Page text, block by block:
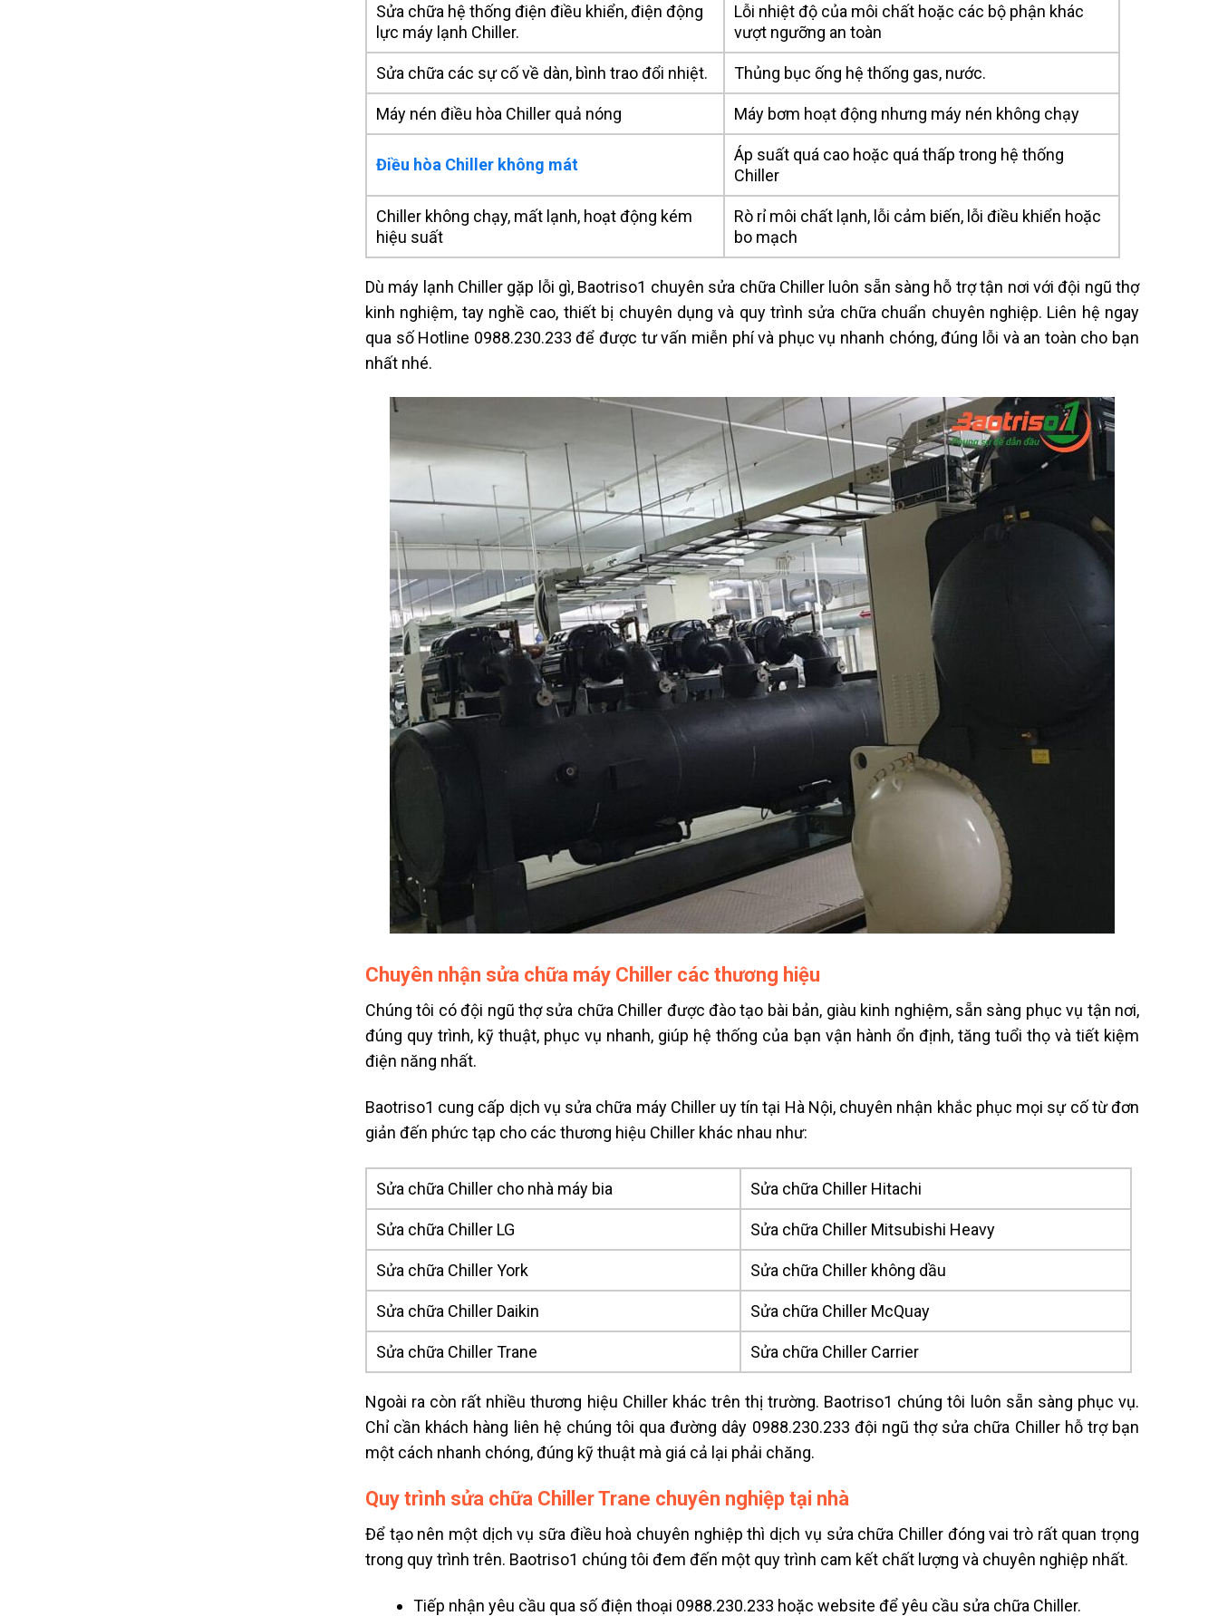
Sửa chữa hệ thống điện điều khiển, điện động
lực máy lạnh Chiller.
Lỗi nhiệt độ của môi chất hoặc các bộ phận khác
vượt ngưỡng an toàn
Sửa chữa các sự cố về dàn, bình trao đổi nhiệt. Thủng bục ống hệ thống gas, nước.
Máy nén điều hòa Chiller quả nóng Máy bơm hoạt động nhưng máy nén không chạy
Điều hòa Chiller không mát
Áp suất quá cao hoặc quá thấp trong hệ thống
Chiller
Chiller không chạy, mất lạnh, hoạt động kém
hiệu suất
Rò rỉ môi chất lạnh, lỗi cảm biến, lỗi điều khiển hoặc
bo mạch
Dù máy lạnh Chiller gặp lỗi gì, Baotriso1 chuyên sửa chữa Chiller luôn sẵn sàng hỗ trợ tận nơi với đội ngũ thợ
kinh nghiệm, tay nghề cao, thiết bị chuyên dụng và quy trình sửa chữa chuẩn chuyên nghiệp. Liên hệ ngay
qua số Hotline 0988.230.233 để được tư vấn miễn phí và phục vụ nhanh chóng, đúng lỗi và an toàn cho bạn
nhất nhé.
Chuyên nhận sửa chữa máy Chiller các thương hiệu
Chúng tôi có đội ngũ thợ sửa chữa Chiller được đào tạo bài bản, giàu kinh nghiệm, sẵn sàng phục vụ tận nơi,
đúng quy trình, kỹ thuật, phục vụ nhanh, giúp hệ thống của bạn vận hành ổn định, tăng tuổi thọ và tiết kiệm
điện năng nhất.
Baotriso1 cung cấp dịch vụ sửa chữa máy Chiller uy tín tại Hà Nội, chuyên nhận khắc phục mọi sự cố từ đơn
giản đến phức tạp cho các thương hiệu Chiller khác nhau như:
Sửa chữa Chiller cho nhà máy bia Sửa chữa Chiller Hitachi
Sửa chữa Chiller LG Sửa chữa Chiller Mitsubishi Heavy
Sửa chữa Chiller York Sửa chữa Chiller không dầu
Sửa chữa Chiller Daikin Sửa chữa Chiller McQuay
Sửa chữa Chiller Trane Sửa chữa Chiller Carrier
Ngoài ra còn rất nhiều thương hiệu Chiller khác trên thị trường. Baotriso1 chúng tôi luôn sẵn sàng phục vụ.
Chỉ cần khách hàng liên hệ chúng tôi qua đường dây 0988.230.233 đội ngũthợ sửa chữa Chillerhỗ trợ bạn
một cách nhanh chóng, đúng kỹ thuật mà giá cả lại phải chăng.
Quy trình sửa chữa Chiller Trane chuyên nghiệp tại nhà
Để tạo nên một dịch vụ sữa điều hoà chuyên nghiệp thì dịch vụ sửa chữa Chiller đóng vai trò rất quan trọng
trong quy trình trên. Baotriso1 chúng tôi đem đến một quy trình cam kết chất lượng và chuyên nghiệp nhất.
Tiếp nhận yêu cầu qua số điện thoại 0988.230.233 hoặc website để yêu cầu sửa chữa Chiller.